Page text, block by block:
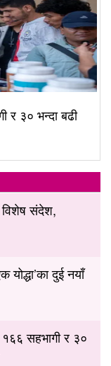
३० भन्दा बढी
विशेष संदेश,
योद्धा’का दुई नयाँ
सहभागी र ३०